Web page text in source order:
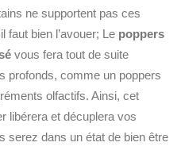
ne supportent pas ces
faut bien l’avouer; Le poppers
vous fera tout de suite
profonds, comme un poppers
olfactifs. Ainsi, cet
libérera et décuplera vos
serez dans un état de bien être